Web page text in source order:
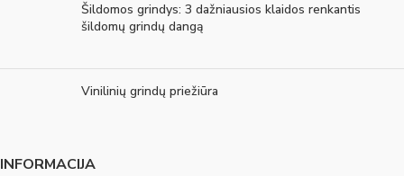
Šildomos grindys: 3 dažniausios klaidos renkantis
šildomų grindų dangą
Vinilinių grindų priežiūra
INFORMACIJA